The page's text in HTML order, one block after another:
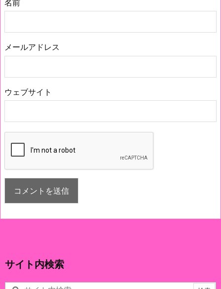
名前
メールアドレス
ウェブサイト
サイト内検索